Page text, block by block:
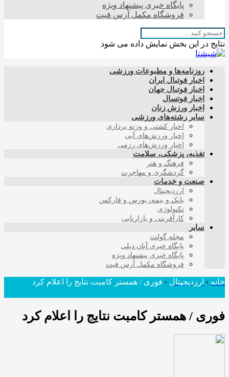
پایگاه خبری پیشنهاد ویژه
فروشگاه مکمل آرس فیت
نتایج در این بخش نمایش داده می شود
روزنامه‌ها و مطبوعات ورزشی
اخبار فوتبال ایران
اخبار فوتبال جهان
اخبار فوتسال
اخبار ورزش زنان
سایر رشته‌های ورزشی
اخبار کشتی و وزنه برداری
اخبار ورزش‌های آبی
اخبار ورزش‌های رزمی
تغذیه، پزشکی، سلامت
فرهنگ و هنر
گردشگری و مهاجرت
صنعت و خدمات
ارزدیجیتال
بانک و بیمه، بورس و فارکس
تکنولوژی
کارآفرینی و بازاریابی
سایر
مجله گولت
پایگاه خبری آبان دیلی
پایگاه خبری پیشنهاد ویژه
فروشگاه مکمل آرس فیت
خانه › ارزدیجیتال › فوری / همستر کامبت نتایج را اعلام کرد
فوری / همستر کامبت نتایج را اعلام کرد